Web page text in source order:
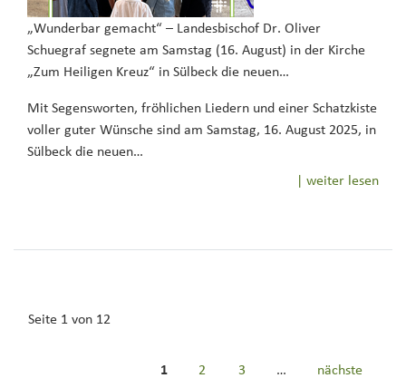
„Wunderbar gemacht“ – Landesbischof Dr. Oliver
Schuegraf segnete am Samstag (16. August) in der Kirche
„Zum Heiligen Kreuz“ in Sülbeck die neuen…
Mit Segensworten, fröhlichen Liedern und einer Schatzkiste
voller guter Wünsche sind am Samstag, 16. August 2025, in
Sülbeck die neuen…
| weiter lesen
Seite 1 von 12
1 2 3 … nächste